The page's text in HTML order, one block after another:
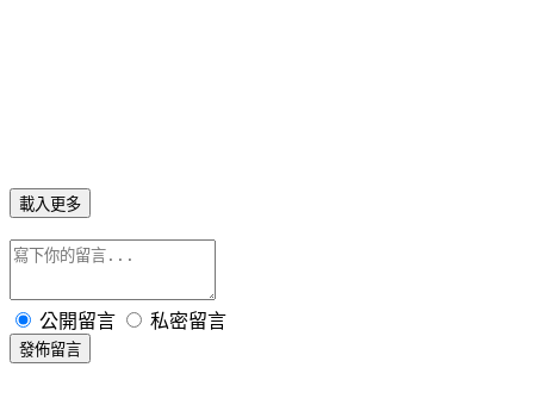
載入更多
公開留言 私密留言
發佈留言